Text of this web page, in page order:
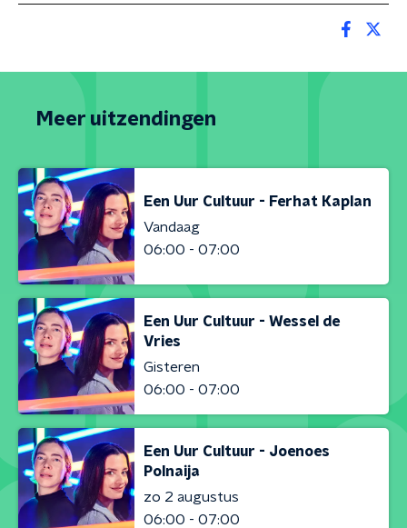
Meer uitzendingen
Een Uur Cultuur - Ferhat Kaplan
Vandaag
06:00 - 07:00
Een Uur Cultuur - Wessel de
Vries
Gisteren
06:00 - 07:00
Een Uur Cultuur - Joenoes
Polnaija
zo 2 augustus
06:00 - 07:00